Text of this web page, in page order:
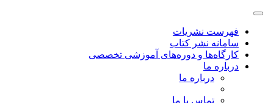
فهرست نشریات
سامانه نشر کتاب
کارگاه‌ها و دوره‌های آموزشی تخصصی
درباره ما
درباره ما
تماس با ما